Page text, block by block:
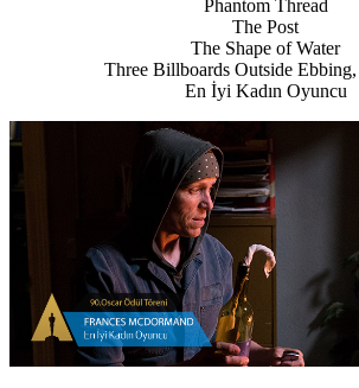
Phantom Thread
The Post
The Shape of Water
Three Billboards Outside
En İyi Kadın Oyuncu